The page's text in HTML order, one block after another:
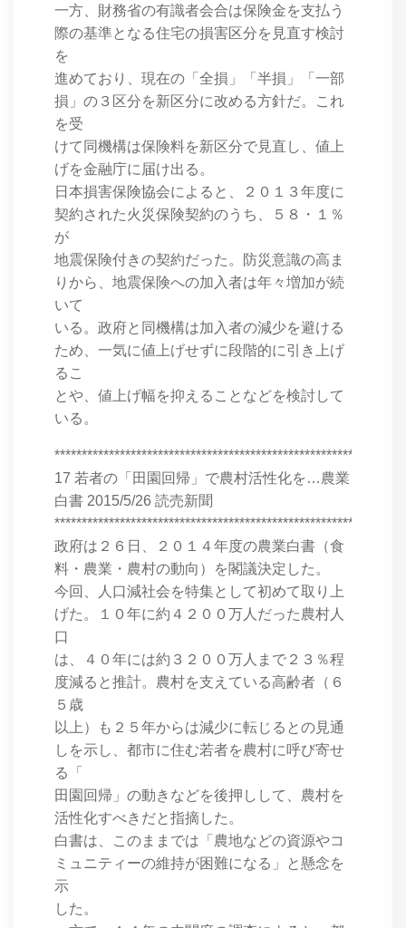
一方、財務省の有識者会合は保険金を支払う
際の基準となる住宅の損害区分を見直す検討
を
進めており、現在の「全損」「半損」「一部
損」の３区分を新区分に改める方針だ。これ
を受
けて同機構は保険料を新区分で見直し、値上
げを金融庁に届け出る。
日本損害保険協会によると、２０１３年度に
契約された火災保険契約のうち、５８・１％
が
地震保険付きの契約だった。防災意識の高ま
りから、地震保険への加入者は年々増加が続
いて
いる。政府と同機構は加入者の減少を避ける
ため、一気に値上げせずに段階的に引き上げ
るこ
とや、値上げ幅を抑えることなどを検討して
いる。
17 若者の「田園回帰」で農村活性化を…農業
白書 2015/5/26 読売新聞
政府は２６日、２０１４年度の農業白書（食
料・農業・農村の動向）を閣議決定した。
今回、人口減社会を特集として初めて取り上
げた。１０年に約４２００万人だった農村人
口
は、４０年には約３２００万人まで２３％程
度減ると推計。農村を支えている高齢者（６
５歳
以上）も２５年からは減少に転じるとの見通
しを示し、都市に住む若者を農村に呼び寄せ
る「
田園回帰」の動きなどを後押しして、農村を
活性化すべきだと指摘した。
白書は、このままでは「農地などの資源やコ
ミュニティーの維持が困難になる」と懸念を
示
した。